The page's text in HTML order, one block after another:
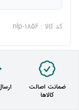
کد کالا : nlp-1856
ضمانت اصالت
کالاها